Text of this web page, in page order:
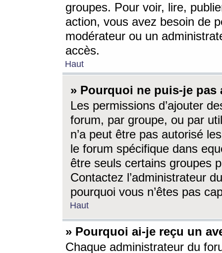
groupes. Pour voir, lire,
action, vous avez besoin de
modérateur ou un
accès.
Haut
» Pourquoi ne puis-je
Les permissions d’ajouter
forum, par groupe, ou par
n’a peut être pas autorisé
le forum spécifique dans
être seuls certains groupes
Contactez l’administrateur
pourquoi vous n’êtes pas
Haut
» Pourquoi ai-je reçu un
Chaque administrateur du